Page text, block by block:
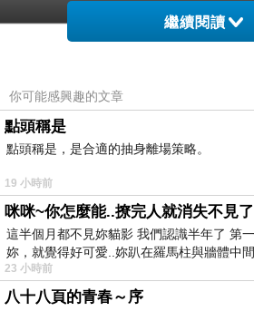
繼續閱讀
你可能感興趣的文章
點頭稱是
點頭稱是，是合適的抽身離場策略。
19 小時前
咪咪~你怎麼能..撩完人就消失不見了
這半個月都不見妳貓影 我們認識半年了 第
妳，就覺得好可愛..妳趴在羅馬柱與牆體中
23 小時前
八十八頁的青春～序